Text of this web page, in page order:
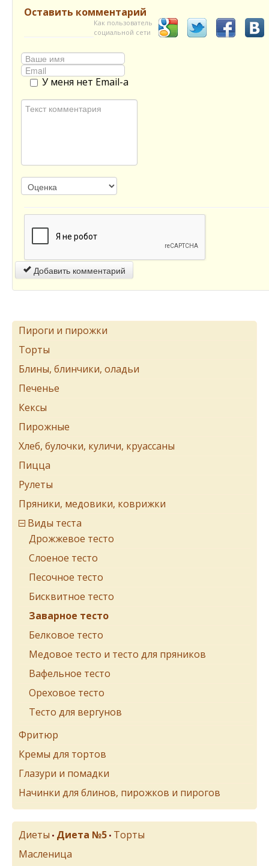
Оставить комментарий
Как пользователь
социальной сети
У меня нет Email-а
Добавить комментарий
Пироги и пирожки
Торты
Блины, блинчики, оладьи
Печенье
Кексы
Пирожные
Хлеб, булочки, куличи, круассаны
Пицца
Рулеты
Пряники, медовики, коврижки
Виды теста
Дрожжевое тесто
Cлоеное тесто
Песочное тесто
Бисквитное тесто
Заварное тесто
Белковое тесто
Медовое тесто и тесто для пряников
Вафельное тесто
Ореховое тесто
Тесто для вергунов
Фритюр
Кремы для тортов
Глазури и помадки
Начинки для блинов, пирожков и пирогов
Диеты • Диета №5 • Торты
Масленица